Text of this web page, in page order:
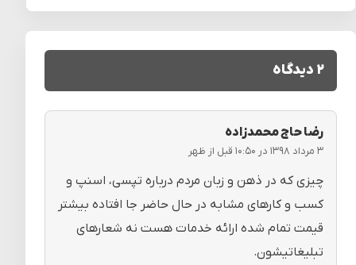
۲ دیدگاه
رضا حاج محمدزاده
۳ مرداد ۱۳۹۸ در ۱۰:۵۰ قبل از ظهر
چیزی که در ذهن و زبان مردم درباره تپسی، اسنپ و
کسب و کارهای مشابه در حال حاضر جا افتاده بیشتر
قیمت تمام شده ارائه خدمات هست نه شعارهای
تبلیغاتیشون.